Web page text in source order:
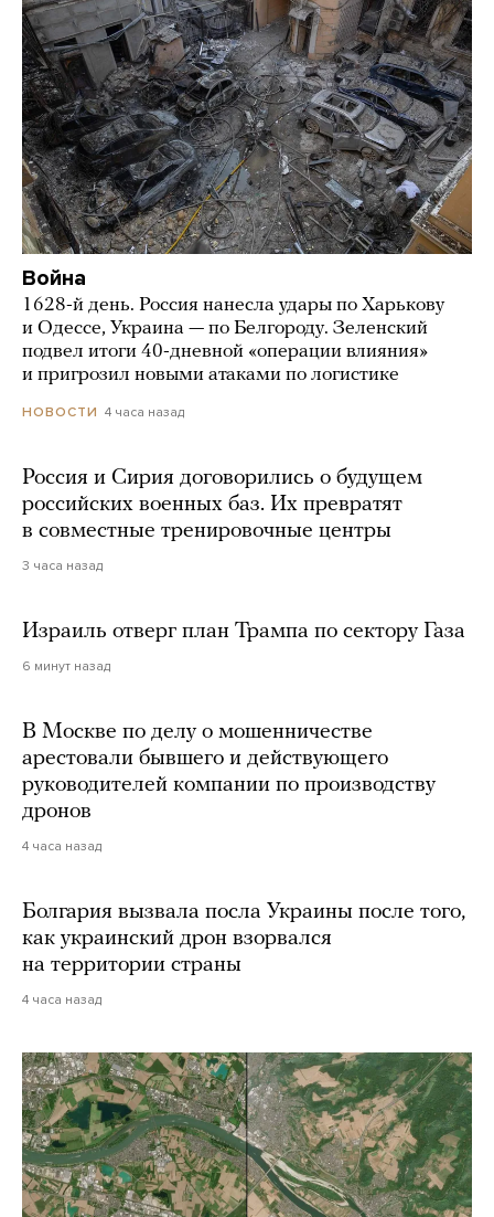
Война
1628-й день. Россия нанесла удары по Харькову
и Одессе, Украина — по Белгороду. Зеленский
подвел итоги 40-дневной «операции влияния»
и пригрозил новыми атаками по логистике
НОВОСТИ 4 часа назад
Россия и Сирия договорились о будущем
российских военных баз. Их превратят
в совместные тренировочные центры
3 часа назад
Израиль отверг план Трампа по сектору Газа
6 минут назад
В Москве по делу о мошенничестве
арестовали бывшего и действующего
руководителей компании по производству
дронов
4 часа назад
Болгария вызвала посла Украины после того,
как украинский дрон взорвался
на территории страны
4 часа назад